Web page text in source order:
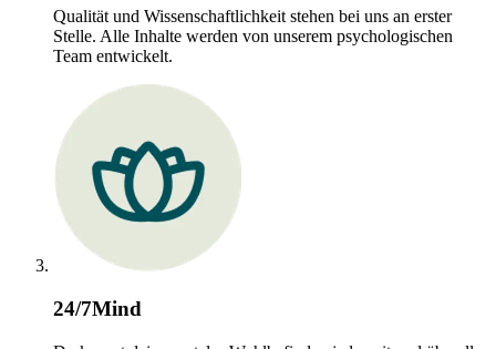
Qualität und Wissenschaftlichkeit stehen bei uns an erster
Stelle. Alle Inhalte werden von unserem psychologischen
Team entwickelt.
24/7Mind